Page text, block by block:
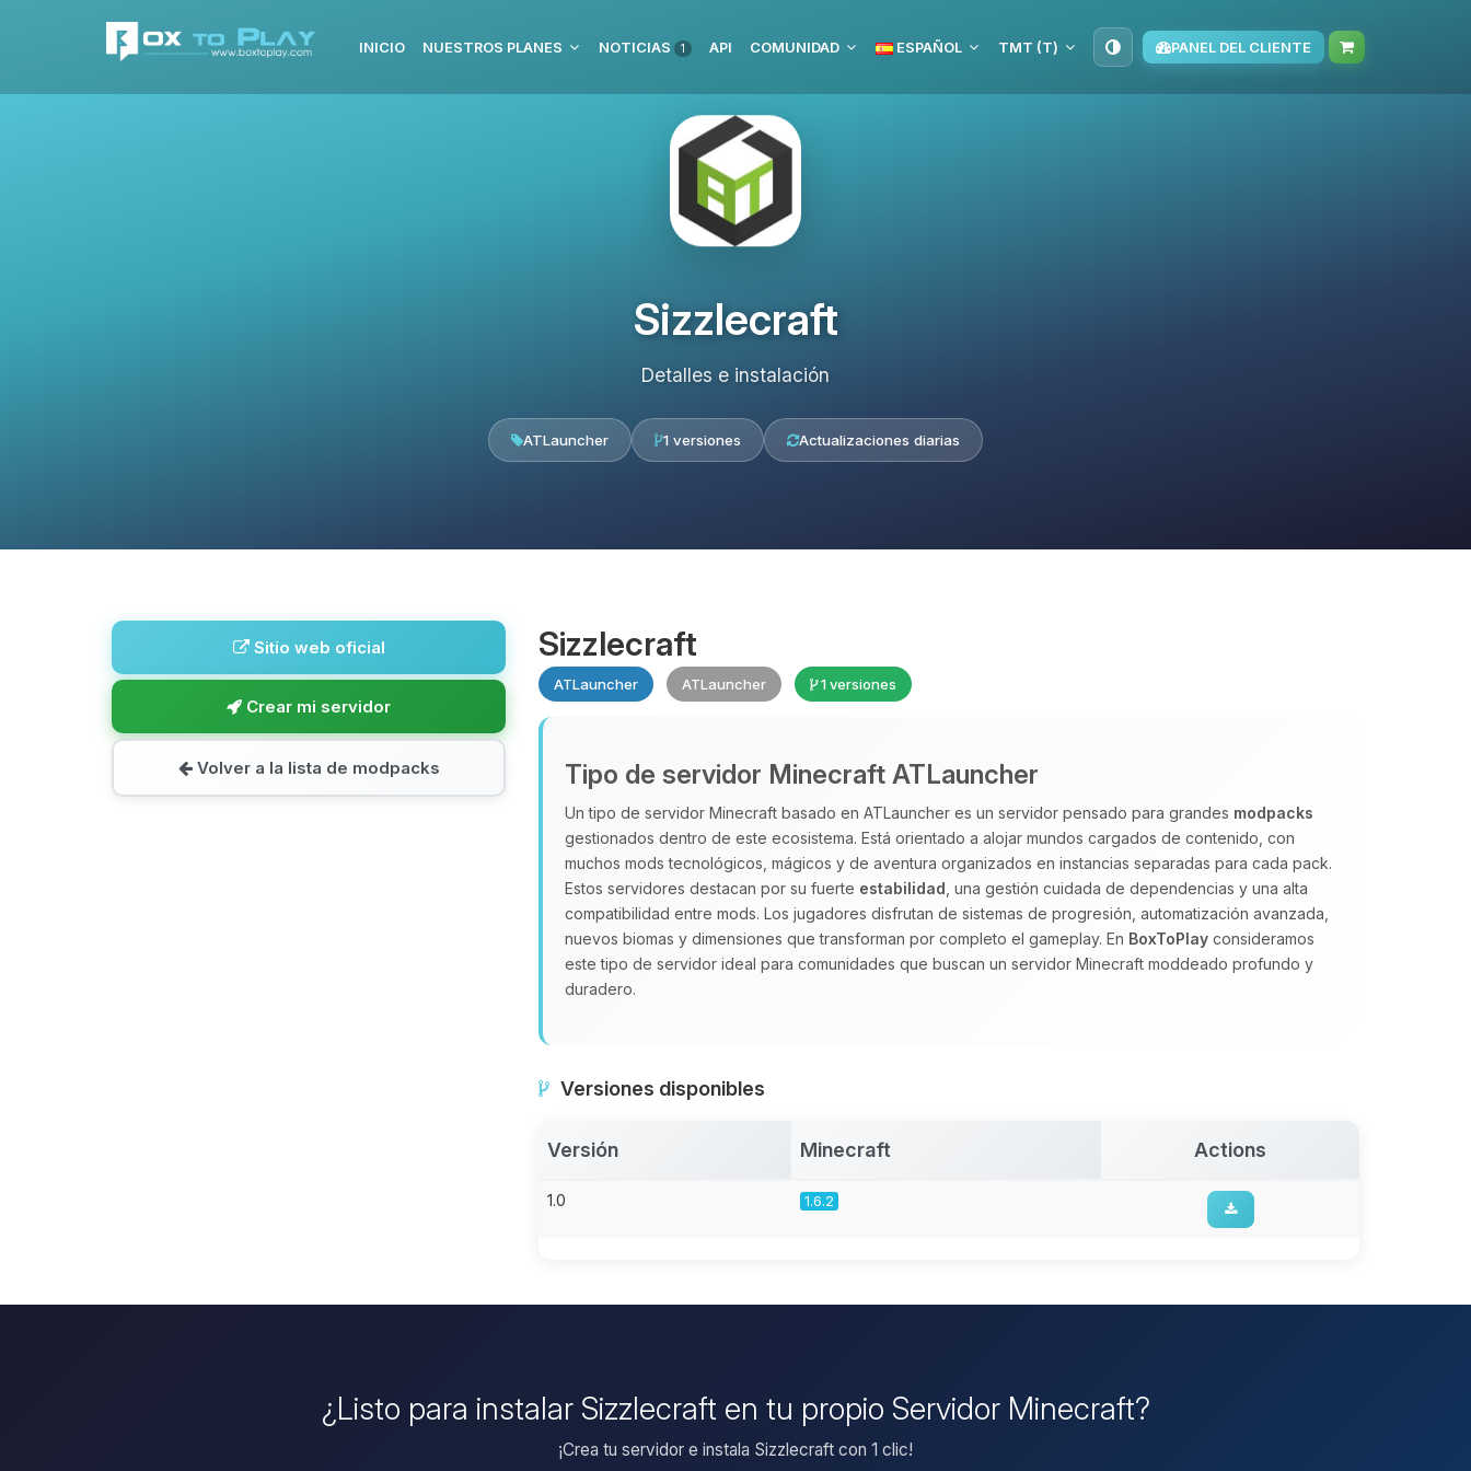
INICIO NUESTROS PLANES NOTICIAS 1 API COMUNIDAD ESPAÑOL TMT (T‏) PANEL DEL CLIENTE
Sizzlecraft
Detalles e instalación
ATLauncher 1 versiones Actualizaciones diarias
Sitio web oficial
Crear mi servidor
Volver a la lista de modpacks
Sizzlecraft
ATLauncher ATLauncher 1 versiones
Tipo de servidor Minecraft ATLauncher
Un tipo de servidor Minecraft basado en ATLauncher es un servidor pensado para grandes modpacks
gestionados dentro de este ecosistema. Está orientado a alojar mundos cargados de contenido, con
muchos mods tecnológicos, mágicos y de aventura organizados en instancias separadas para cada pack.
Estos servidores destacan por su fuerte estabilidad , una gestión cuidada de dependencias y una alta
compatibilidad entre mods. Los jugadores disfrutan de sistemas de progresión, automatización avanzada,
nuevos biomas y dimensiones que transforman por completo el gameplay. En BoxToPlay consideramos
este tipo de servidor ideal para comunidades que buscan un servidor Minecraft moddeado profundo y
duradero.
Versiones disponibles
Versión Minecraft Actions
1.0 1.6.2
¿Listo para instalar Sizzlecraft en tu propio Servidor Minecraft?
¡Crea tu servidor e instala Sizzlecraft con 1 clic!